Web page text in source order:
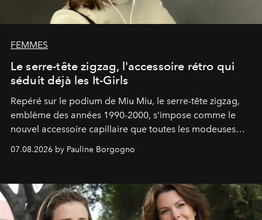
FEMMES
Le serre-tête zigzag, l'accessoire rétro qui
séduit déjà les It-Girls
Repéré sur le podium de Miu Miu, le serre-tête zigzag,
emblème des années 1990-2000, s'impose comme le
nouvel accessoire capillaire que toutes les modeuses
s'arrachent déjà.
07.08.2026 by Pauline Borgogno